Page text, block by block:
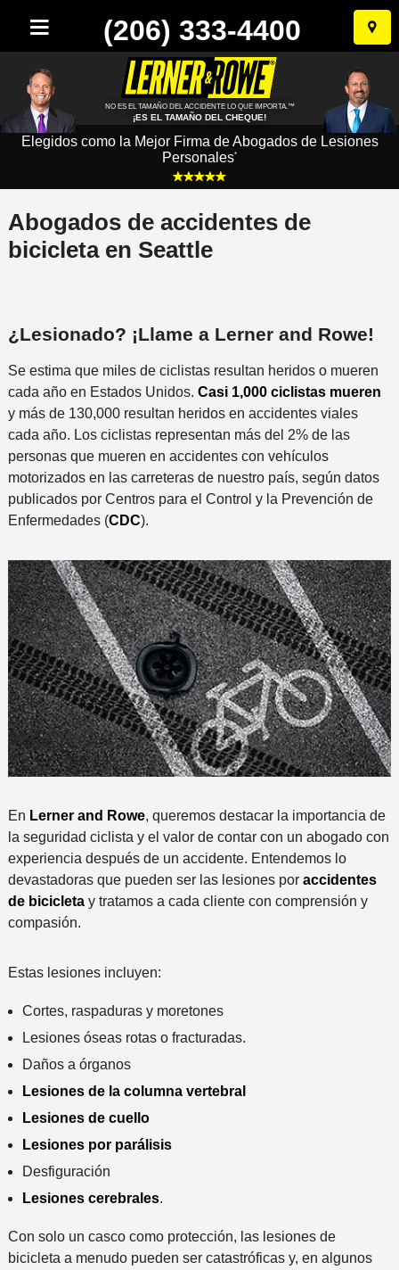
Ir
al
(206) 333-4400
NO ES EL TAMAÑO DEL ACCIDENTE LO QUE IMPORTA.™
¡ES EL TAMAÑO DEL CHEQUE!
Elegidos como la Mejor Firma de Abogados de Lesiones
Personales*
Abogados de accidentes de
bicicleta en Seattle
¿Lesionado? ¡Llame a Lerner and Rowe!
Se estima que miles de ciclistas resultan heridos o mueren
cada año en Estados Unidos. Casi 1,000 ciclistas mueren
y más de 130,000 resultan heridos en accidentes viales
cada año. Los ciclistas representan más del 2% de las
personas que mueren en accidentes con vehículos
motorizados en las carreteras de nuestro país, según datos
publicados por Centros para el Control y la Prevención de
Enfermedades (CDC).
En Lerner and Rowe, queremos destacar la importancia de
la seguridad ciclista y el valor de contar con un abogado con
experiencia después de un accidente. Entendemos lo
devastadoras que pueden ser las lesiones por accidentes
de bicicletay tratamos a cada cliente con comprensión y
compasión.
Estas lesiones incluyen:
Cortes, raspaduras y moretones
Lesiones óseas rotas o fracturadas.
Daños a órganos
Lesiones de la columna vertebral
Lesiones de cuello
Lesiones por parálisis
Desfiguración
Lesiones cerebrales.
Con solo un casco como protección, las lesiones de
bicicleta a menudo pueden ser catastróficas y, en algunos